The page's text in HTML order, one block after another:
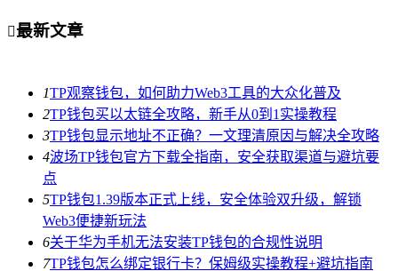
最新文章
1TP观察钱包，如何助力Web3工具的大众化普及
2TP钱包买以太链全攻略，新手从0到1实操教程
3TP钱包显示地址不正确？一文理清原因与解决全攻略
4波场TP钱包官方下载全指南，安全获取渠道与避坑要
点
5TP钱包1.39版本正式上线，安全体验双升级，解锁
Web3便捷新玩法
6关于华为手机无法安装TP钱包的合规性说明
7TP钱包怎么绑定银行卡？保姆级实操教程+避坑指南